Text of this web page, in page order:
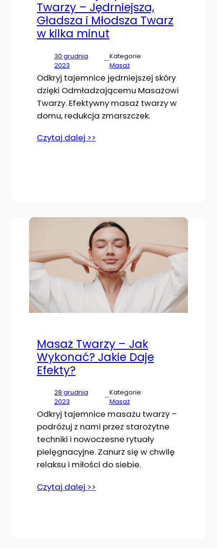
Twarzy – Jędrniejsza,
Gładsza i Młodsza Twarz
w kilka minut
30 grudnia
2023
—
Kategorie:
Masaż
Odkryj tajemnice jędrniejszej skóry
dzięki Odmładzającemu Masażowi
Twarzy. Efektywny masaż twarzy w
domu, redukcja zmarszczek.
Czytaj dalej >>
Masaż Twarzy – Jak
Wykonać? Jakie Daje
Efekty?
28 grudnia
2023
—
Kategorie:
Masaż
Odkryj tajemnice masażu twarzy –
podróżuj z nami przez starożytne
techniki i nowoczesne rytuały
pielęgnacyjne. Zanurz się w chwilę
relaksu i miłości do siebie.
Czytaj dalej >>